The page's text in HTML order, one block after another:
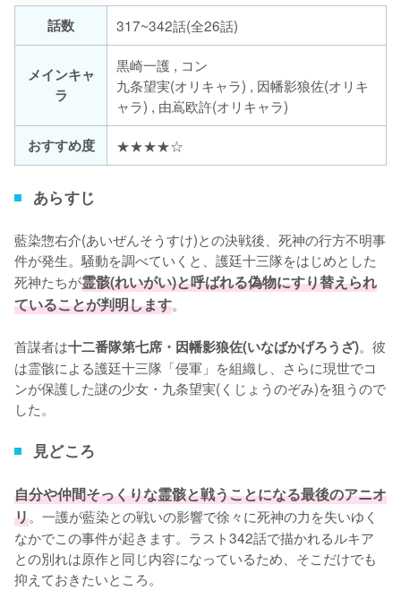
話数 317~342話(全26話)
メインキャ
ラ
黒崎一護 , コン
九条望実(オリキャラ) , 因幡影狼佐(オリキ
ャラ) , 由嶌欧許(オリキャラ)
おすすめ度
★★★★☆
あらすじ
藍染惣右介(あいぜんそうすけ)との決戦後、死神の行方不明事
件が発生。騒動を調べていくと、護廷十三隊をはじめとした
死神たちが霊骸(れいがい)と呼ばれる偽物にすり替えられ
ていることが判明します。
首謀者は十二番隊第七席・因幡影狼佐(いなばかげろうざ)。彼
は霊骸による護廷十三隊「侵軍」を組織し、さらに現世でコ
ンが保護した謎の少女・九条望実(くじょうのぞみ)を狙うので
した。
見どころ
自分や仲間そっくりな霊骸と戦うことになる最後のアニオ
リ。一護が藍染との戦いの影響で徐々に死神の力を失いゆく
なかでこの事件が起きます。ラスト342話で描かれるルキア
との別れは原作と同じ内容になっているため、そこだけでも
抑えておきたいところ。